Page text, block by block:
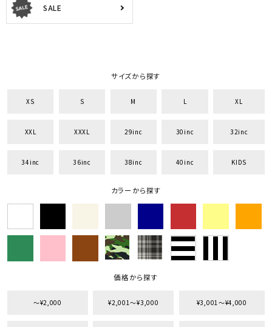
SALE
サイズから探す
XS S M L XL
XXL XXXL 29inc 30inc 32inc
34inc 36inc 38inc 40inc KIDS
カラーから探す
価格から探す
〜¥2,000 ¥2,001〜¥3,000 ¥3,001〜¥4,000